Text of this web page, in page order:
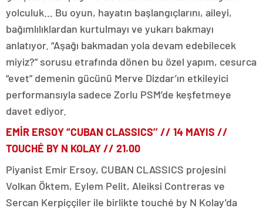
yolculuk… Bu oyun, hayatın başlangıçlarını, aileyi,
bağımlılıklardan kurtulmayı ve yukarı bakmayı
anlatıyor. “Aşağı bakmadan yola devam edebilecek
miyiz?” sorusu etrafında dönen bu özel yapım, cesurca
“evet” demenin gücünü Merve Dizdar’ın etkileyici
performansıyla sadece Zorlu PSM’de keşfetmeye
davet ediyor.
EMİR ERSOY “CUBAN CLASSICS’’ // 14 MAYIS //
TOUCHÉ BY N KOLAY // 21.00
Piyanist Emir Ersoy, CUBAN CLASSICS projesini
Volkan Öktem, Eylem Pelit, Aleiksi Contreras ve
Sercan Kerpiççiler ile birlikte touché by N Kolay’da